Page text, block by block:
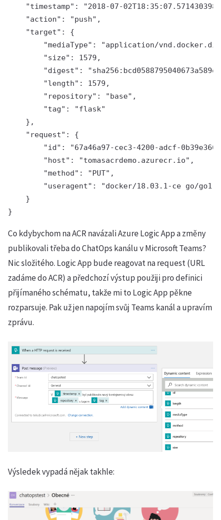
"timestamp": "2018-07-
    "action": "push",
    "target": {
"mediaType": "application/
        "size": 1579,
"digest":
        "length": 1579,
        "repository": "base",
        "tag": "flask"
    },
    "request": {
"id": "67a46a97-cec3-4200-adcf-
        "host": "tomasacrdemo.azurecr.io",
        "method": "PUT",
"useragent": "docker/18.03.1-ce go/
    }
}
Co kdybychom na ACR navázali Azure Logic App a změny
publikovali třeba do ChatOps kanálu v Microsoft Teams?
Nic složitého. Logic App bude reagovat na request (URL
zadáme do ACR) a předchozí výstup použiji pro definici
přijímaného schématu, takže mi to Logic App pěkne
rozparsuje. Pak už jen napojím svůj Teams kanál a upravím
zprávu.
Výsledek vypadá nějak takhle: